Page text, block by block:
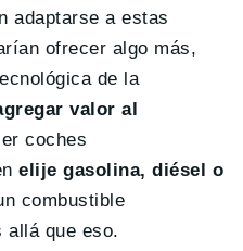
adaptarse a estas
ofrecer algo más,
de la
valor al
coches
elije gasolina, diésel o
combustible
allá que eso.